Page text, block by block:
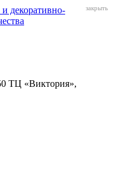
ТЦ «Виктория»,
закрыть